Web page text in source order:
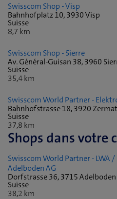
Swisscom Shop - Visp
Bahnhofplatz 10, 3930 Visp
Suisse
8,7 km
Swisscom Shop - Sierre
Av. Général-Guisan 38, 3960
Suisse
35,4 km
Swisscom World Partner -
Bahnhofstrasse 18, 3920
Suisse
37,8 km
Shops dans votre
Swisscom World Partner - LWA
Adelboden AG
Dorfstrasse 36, 3715 Adelboden
Suisse
38,2 km